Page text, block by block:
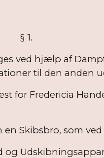
ved hjælp af
til den anden
for Fredericia
Skibsbro, som